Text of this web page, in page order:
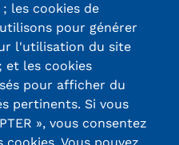
Certifications /
Labels qualité
les cookies de
pour générer
l'utilisation du site
et les cookies
pour afficher du
pertinents. Si vous
», vous consentez